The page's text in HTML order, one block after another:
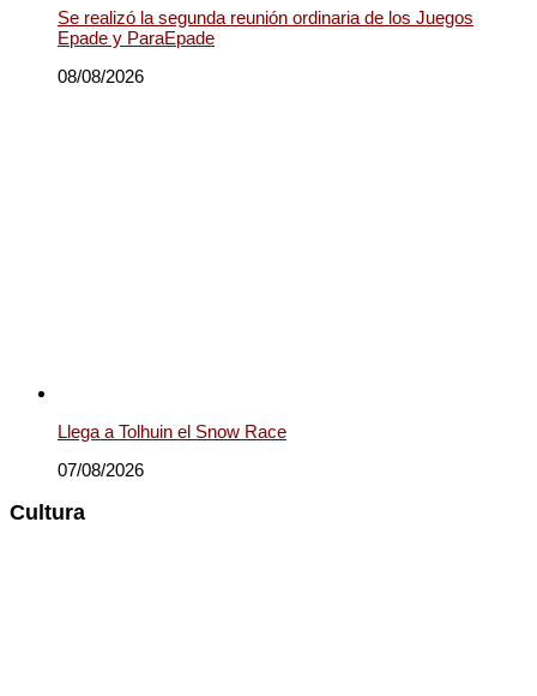
Se realizó la segunda reunión ordinaria de los Juegos
Epade y ParaEpade
08/08/2026
Llega a Tolhuin el Snow Race
07/08/2026
Cultura